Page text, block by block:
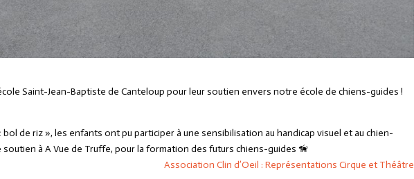
Saint-Jean-Baptiste de Canteloup pour leur soutien envers notre école de chiens-guides !
bol de riz », les enfants ont pu participer à une sensibilisation au handicap visuel et au chien-
à A Vue de Truffe, pour la formation des futurs chiens-guides🦮
Association Clin d’Oeil : Représentations Cirque et Théâtre